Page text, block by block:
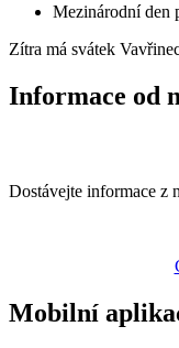
Mezinárodní den
Zítra má svátek
Informace od
Dostávejte informace z
Mobilní